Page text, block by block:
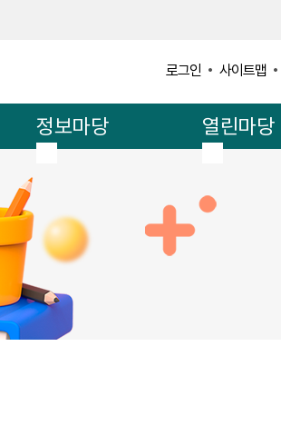
로그인 사이트맵
정보마당 열린마당